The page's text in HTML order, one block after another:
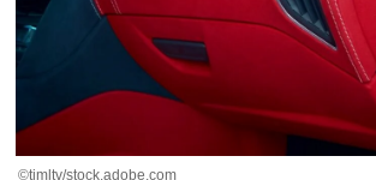
©timltv/stock.adobe.com